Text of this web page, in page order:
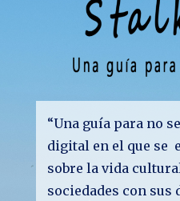
“Una guía para no
digital en el que se
sobre la vida
sociedades con sus